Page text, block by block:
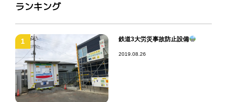
ランキング
1 鉄道3大労災事故防止設備
2019.08.26